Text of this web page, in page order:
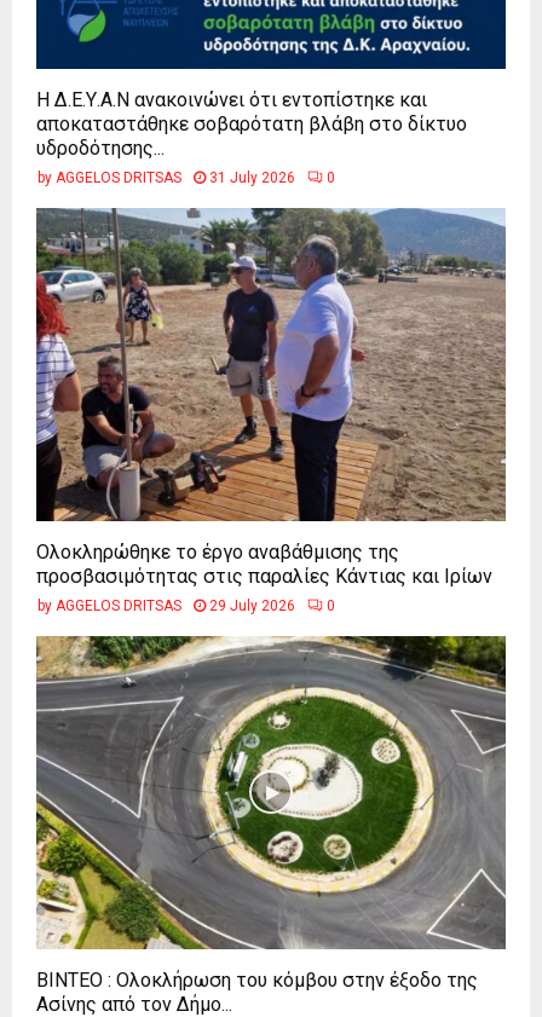
Η Δ.Ε.Υ.Α.Ν ανακοινώνει ότι εντοπίστηκε και
αποκαταστάθηκε σοβαρότατη βλάβη στο δίκτυο
υδροδότησης...
by AGGELOS DRITSAS 31 July 2026 0
Ολοκληρώθηκε το έργο αναβάθμισης της
προσβασιμότητας στις παραλίες Κάντιας και Ιρίων
by AGGELOS DRITSAS 29 July 2026 0
ΒΙΝΤΕΟ : Ολοκλήρωση του κόμβου στην έξοδο της
Ασίνης από τον Δήμο...